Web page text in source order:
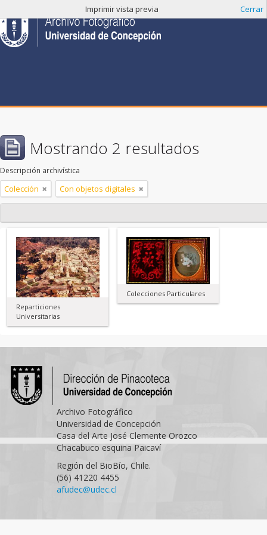
Imprimir vista previa Cerrar
Mostrando 2 resultados
Descripción archivística
Colección Con objetos digitales
Reparticiones
Universitarias
Colecciones Particulares
Archivo Fotográfico
Universidad de Concepción
Casa del Arte José Clemente Orozco
Chacabuco esquina Paicaví
Región del BioBío, Chile.
(56) 41220 4455
afudec@udec.cl